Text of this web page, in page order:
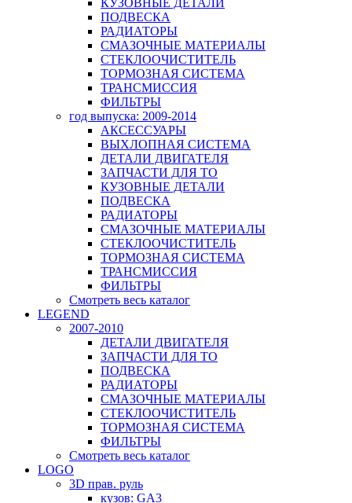
КУЗОВНЫЕ ДЕТАЛИ
ПОДВЕСКА
РАДИАТОРЫ
СМАЗОЧНЫЕ МАТЕРИАЛЫ
СТЕКЛООЧИСТИТЕЛЬ
ТОРМОЗНАЯ СИСТЕМА
ТРАНСМИССИЯ
ФИЛЬТРЫ
год выпуска: 2009-2014
АКСЕССУАРЫ
ВЫХЛОПНАЯ СИСТЕМА
ДЕТАЛИ ДВИГАТЕЛЯ
ЗАПЧАСТИ ДЛЯ ТО
КУЗОВНЫЕ ДЕТАЛИ
ПОДВЕСКА
РАДИАТОРЫ
СМАЗОЧНЫЕ МАТЕРИАЛЫ
СТЕКЛООЧИСТИТЕЛЬ
ТОРМОЗНАЯ СИСТЕМА
ТРАНСМИССИЯ
ФИЛЬТРЫ
Смотреть весь каталог
LEGEND
2007-2010
ДЕТАЛИ ДВИГАТЕЛЯ
ЗАПЧАСТИ ДЛЯ ТО
ПОДВЕСКА
РАДИАТОРЫ
СМАЗОЧНЫЕ МАТЕРИАЛЫ
СТЕКЛООЧИСТИТЕЛЬ
ТОРМОЗНАЯ СИСТЕМА
ФИЛЬТРЫ
Смотреть весь каталог
LOGO
3D прав. руль
кузов: GA3